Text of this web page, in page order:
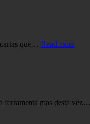
que… Read more“No
ferramenta mas desta vez…